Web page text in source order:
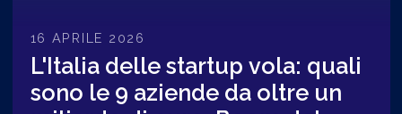
16 APRILE 2026
L'Italia delle startup vola: quali
sono le 9 aziende da oltre un